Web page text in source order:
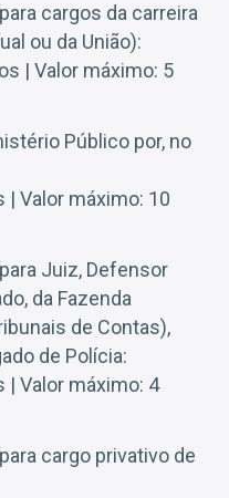
cargos da carreira
ou da União):
| Valor máximo: 5
Público por, no
| Valor máximo: 10
Juiz, Defensor
da Fazenda
de Contas),
de Polícia:
| Valor máximo: 4
cargo privativo de